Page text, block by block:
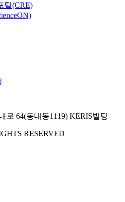
털(CRE)
로 64(동내동1119) KERIS빌딩
RESERVED